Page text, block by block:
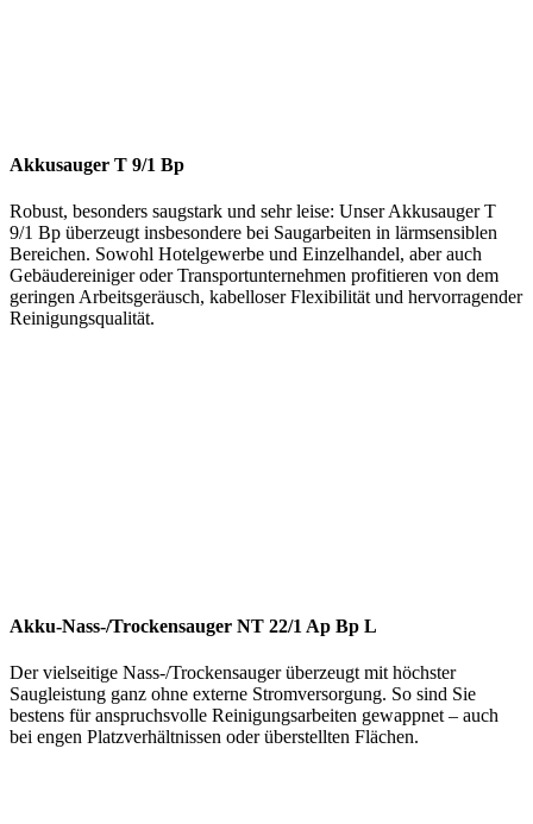
Akkusauger T 9/1 Bp
Robust, besonders saugstark und sehr leise: Unser Akkusauger T
9/1 Bp überzeugt insbesondere bei Saugarbeiten in lärmsensiblen
Bereichen. Sowohl Hotelgewerbe und Einzelhandel, aber auch
Gebäudereiniger oder Transportunternehmen profitieren von dem
geringen Arbeitsgeräusch, kabelloser Flexibilität und hervorragender
Reinigungsqualität.
Akku-Nass-/Trockensauger NT 22/1 Ap Bp L
Der vielseitige Nass-/Trockensauger überzeugt mit höchster
Saugleistung ganz ohne externe Stromversorgung. So sind Sie
bestens für anspruchsvolle Reinigungsarbeiten gewappnet – auch
bei engen Platzverhältnissen oder überstellten Flächen.